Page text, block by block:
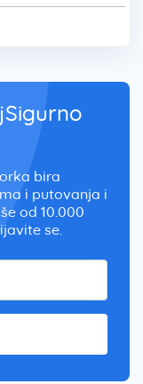
bira
i putovanja i
od 10.000
se.